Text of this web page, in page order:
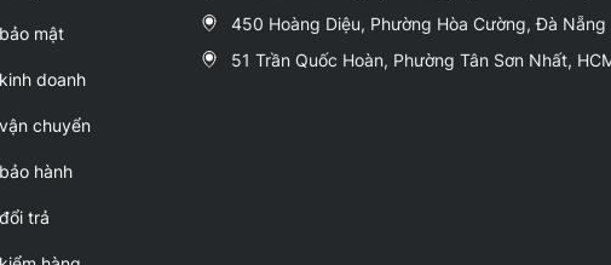
mật
doanh
chuyển
hành
trả
450 Hoàng Diệu, Phường Hòa Cường, Đà Nẵng
51 Trần Quốc Hoàn, Phường Tân Sơn Nhất,